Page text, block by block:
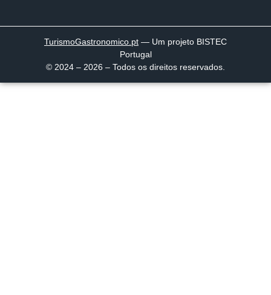
TurismoGastronomico.pt — Um projeto BISTEC
Portugal
© 2024 – 2026 – Todos os direitos reservados.